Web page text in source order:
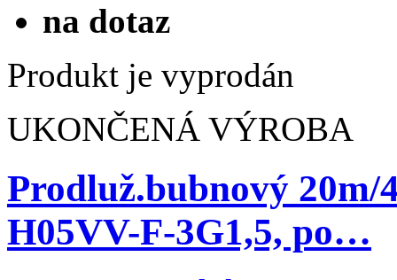
na dotaz
Produkt je vyprodán
UKONČENÁ VÝROBA
Prodluž.bubnový 20m/
H05VV-F-3G1,5, po…